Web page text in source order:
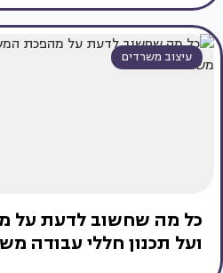
עיצוב משרדים
כל מה שחשוב לדעת על
ועל תכנון חללי עבודה